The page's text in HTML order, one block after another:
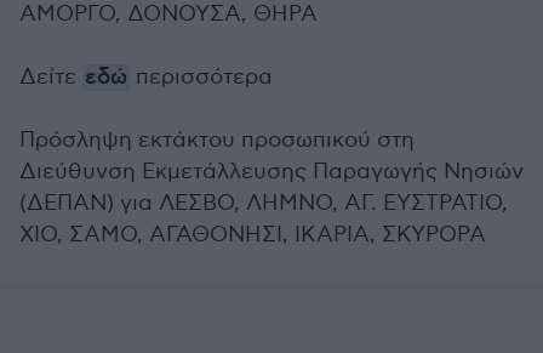
ΑΜΟΡΓΟ, ΔΟΝΟΥΣΑ, ΘΗΡΑ
Δείτε εδώ περισσότερα
Πρόσληψη εκτάκτου προσωπικού στη
Διεύθυνση Εκμετάλλευσης Παραγωγής Νησιών
(ΔΕΠΑΝ) για ΛΕΣΒΟ, ΛΗΜΝΟ, ΑΓ. ΕΥΣΤΡΑΤΙΟ,
ΧΙΟ, ΣΑΜΟ, ΑΓΑΘΟΝΗΣΙ, ΙΚΑΡΙΑ, ΣΚΥΡΟΡΑ